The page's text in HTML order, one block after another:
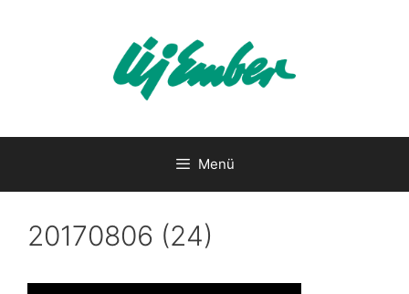
Menü
20170806 (24)